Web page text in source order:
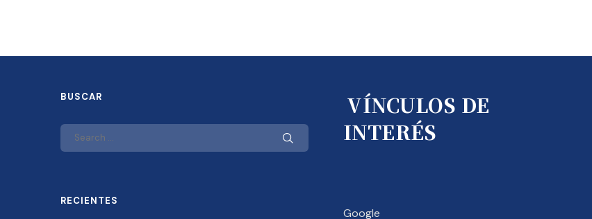
BUSCAR
RECIENTES
VÍNCULOS DE
INTERÉS
Google